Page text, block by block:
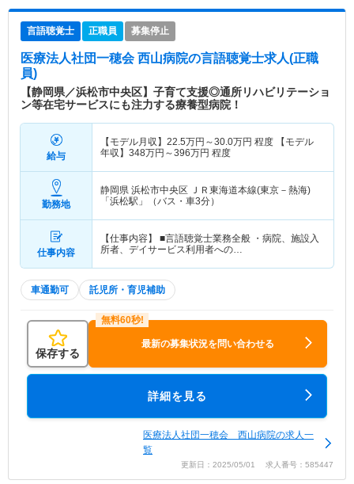
言語聴覚士 正職員 募集停止
医療法人社団一穂会 西山病院の言語聴覚士求人(正職
員)
【静岡県／浜松市中央区】子育て支援◎通所リハビリテーショ
ン等在宅サービスにも注力する療養型病院！
給与
【モデル月収】 22.5万円～30.0万円 程度 【モデル
年収】 348万円～396万円 程度
勤務地
静岡県 浜松市中央区 ＪＲ東海道本線(東京－熱海)
「浜松駅」（バス・車3分）
仕事内容
【仕事内容】 ■言語聴覚士業務全般 ・病院、施設入
所者、デイサービス利用者への…
車通勤可 託児所・育児補助
保存する
最新の募集状況を問い合わせる
詳細を見る
医療法人社団一穂会 西山病院の求人一
覧
更新日：2025/05/01 求人番号：585447